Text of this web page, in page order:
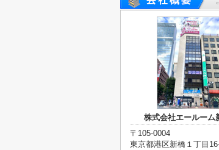
株式会社エールーム
〒105-0004
東京都港区新橋１丁目